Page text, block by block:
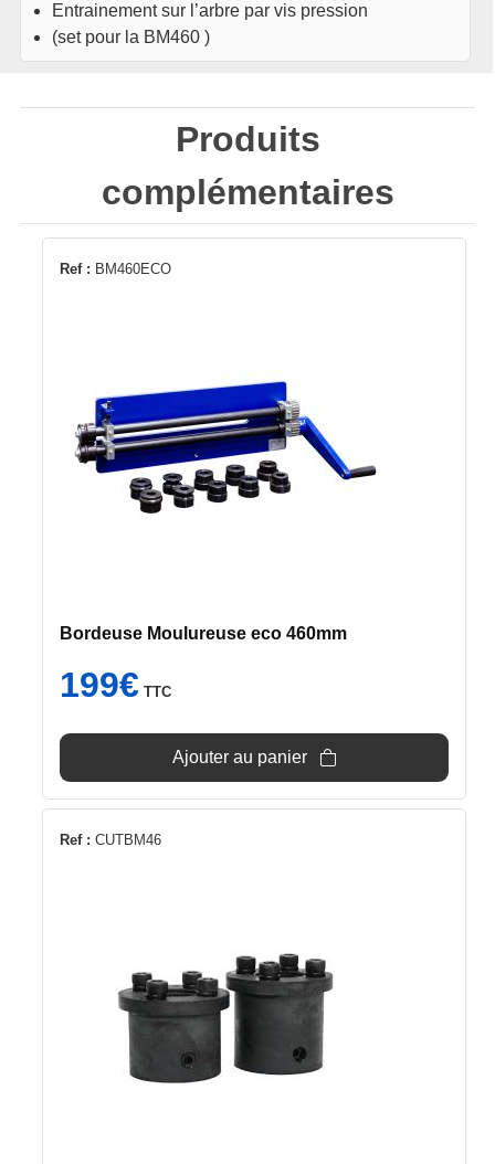
Entrainement sur l’arbre par vis pression
(set pour la BM460 )
Produits
complémentaires
Ref : BM460ECO
Bordeuse Moulureuse eco 460mm
199€ TTC
Ajouter au panier
Ref : CUTBM46